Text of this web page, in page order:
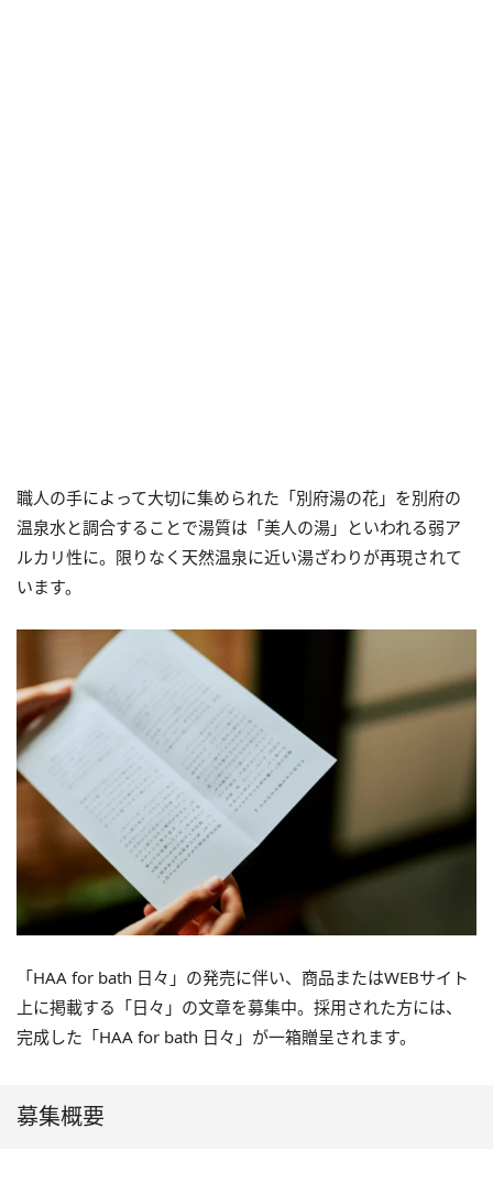
職人の手によって大切に集められた「別府湯の花」を別府の
温泉水と調合することで湯質は「美人の湯」といわれる弱ア
ルカリ性に。限りなく天然温泉に近い湯ざわりが再現されて
います。
「HAA for bath 日々」の発売に伴い、商品またはWEBサイト
上に掲載する「日々」の文章を募集中。採用された方には、
完成した「HAA for bath 日々」が一箱贈呈されます。
募集概要